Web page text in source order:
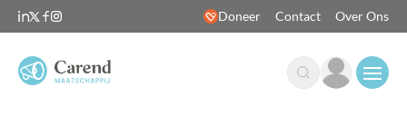
Doneer Contact Over Ons